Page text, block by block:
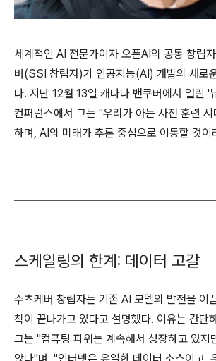
세계적인 AI 전문가이자 오픈AI의 공동 창립
버(SSI 창립자)가 인공지능(AI) 개발의 새로
다. 지난 12월 13일 캐나다 밴쿠버에서 열린
컨퍼런스에서 그는 "우리가 아는 사전 훈련
하며, AI의 미래가 추론 중심으로 이동할 것이
스케일링의 한계: 데이터 고갈
수츠케버 창립자는 기존 AI 모델의 발전을 이
칙이 끝나가고 있다고 설명했다. 이유는 간단
그는 "컴퓨팅 파워는 계속해서 성장하고 있지